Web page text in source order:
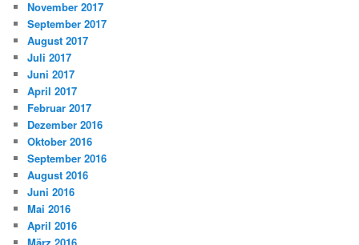
November 2017
September 2017
August 2017
Juli 2017
Juni 2017
April 2017
Februar 2017
Dezember 2016
Oktober 2016
September 2016
August 2016
Juni 2016
Mai 2016
April 2016